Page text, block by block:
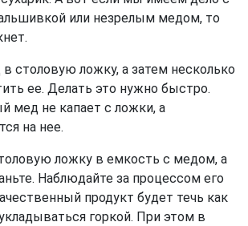
или незрелым медом, то
столовую ложку, а затем несколько
ее. Делать это нужно быстро.
мед не капает с ложки, а
на нее.
ложку в емкость с медом, а
Наблюдайте за процессом его
продукт будет течь как
горкой. При этом в